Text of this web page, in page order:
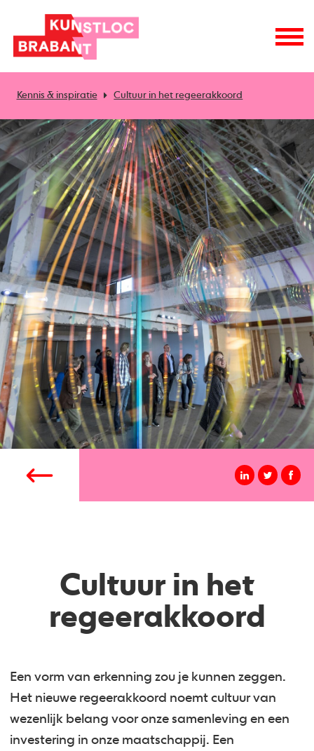
Kennis & inspiratie Cultuur in het regeerakkoord
Cultuur in het
regeerakkoord
Een vorm van erkenning zou je kunnen zeggen.
Het nieuwe regeerakkoord noemt cultuur van
wezenlijk belang voor onze samenleving en een
investering in onze maatschappij. Een